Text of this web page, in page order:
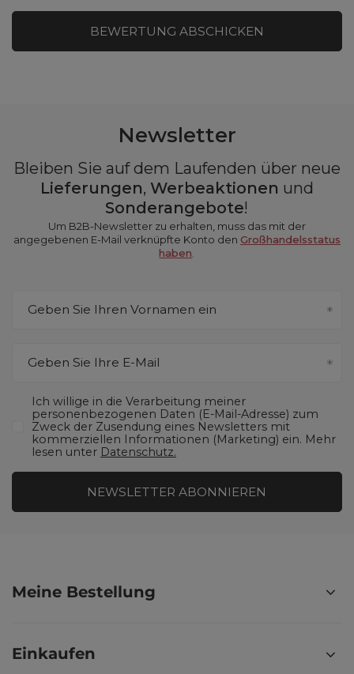
BEWERTUNG ABSCHICKEN
Newsletter
Bleiben Sie auf dem Laufenden über neue
Lieferungen, Werbeaktionen und
Sonderangebote!
Um B2B-Newsletter zu erhalten, muss das mit der
angegebenen E-Mail verknüpfte Konto den Großhandelsstatus
haben
Geben Sie Ihren Vornamen ein
Geben Sie Ihre E-Mail
Ich willige in die Verarbeitung meiner
personenbezogenen Daten (E-Mail-Adresse) zum
Zweck der Zusendung eines Newsletters mit
kommerziellen Informationen (Marketing) ein. Mehr
lesen unter Datenschutz.
NEWSLETTER ABONNIEREN
Meine Bestellung
Einkaufen